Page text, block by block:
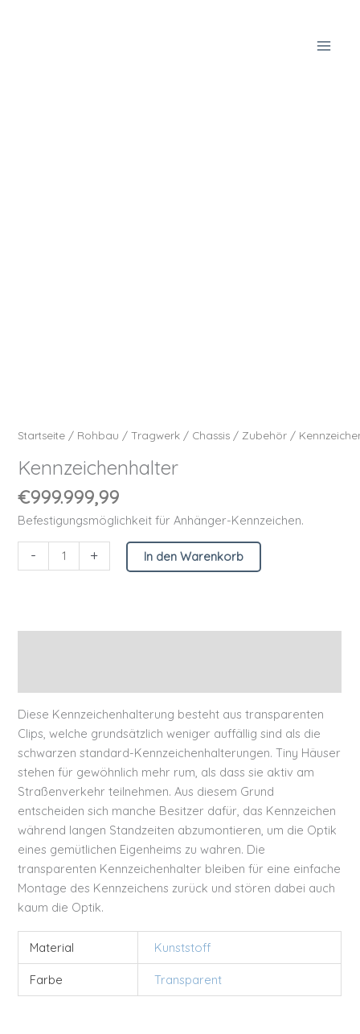
Startseite / Rohbau /Tragwerk / Chassis / Zubehör /
Kennzeichenhalter
€999.999,99
Befestigungsmöglichkeit für Anhänger-Kennzeichen.
- + In den Warenkorb
Diese Kennzeichenhalterung besteht aus transparenten
Clips, welche grundsätzlich weniger auffällig sind als die
schwarzen standard-Kennzeichenhalterungen. Tiny Häuser
stehen für gewöhnlich mehr rum, als dass sie aktiv am
Straßenverkehr teilnehmen. Aus diesem Grund
entscheiden sich manche Besitzer dafür, das Kennzeichen
während langen Standzeiten abzumontieren, um die Optik
eines gemütlichen Eigenheims zu wahren. Die
transparenten Kennzeichenhalter bleiben für eine einfache
Montage des Kennzeichens zurück und stören dabei auch
kaum die Optik.
Material Kunststoff
Farbe Transparent